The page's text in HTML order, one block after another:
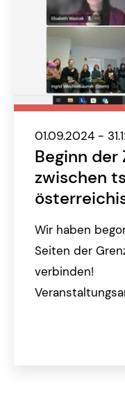
01.09.2024 -
Beginn der
zwischen
Wir haben
Seiten der
verbinden!